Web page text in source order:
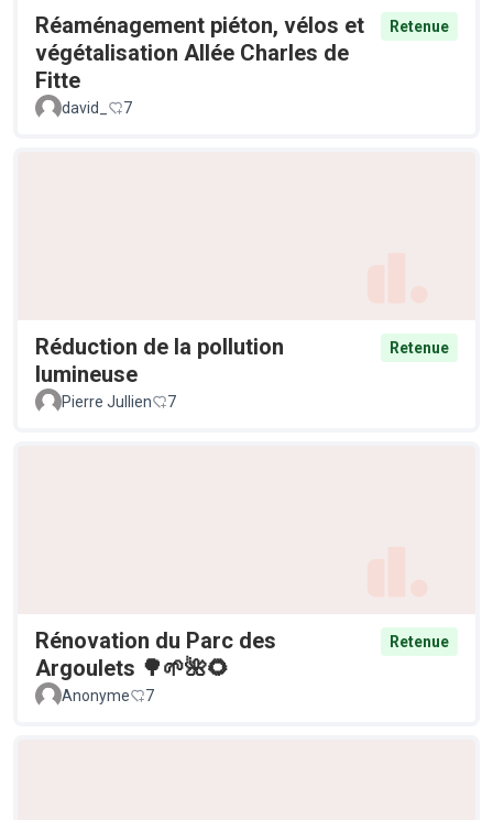
Réaménagement piéton, vélos et
végétalisation Allée Charles de
Fitte
Retenue
david_ 7
Réduction de la pollution
lumineuse
Retenue
Pierre Jullien 7
Rénovation du Parc des
Argoulets 🌳🌱🌺🌻
Retenue
Anonyme 7